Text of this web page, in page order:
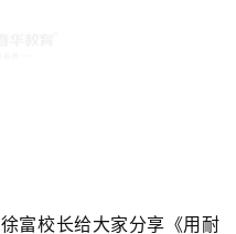
富校长给大家分享《用耐